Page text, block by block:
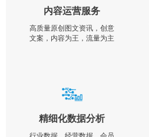
内容运营服务
高质量原创图文资讯，创意
文案，内容为王，流量为主
精细化数据分析